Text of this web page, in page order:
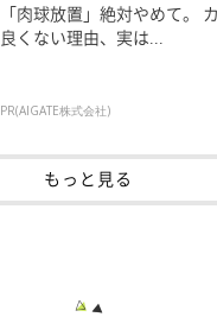
「肉球放置」絶対やめて。
良くない理由、実は...
PR(AIGATE株式会社)
もっと見る